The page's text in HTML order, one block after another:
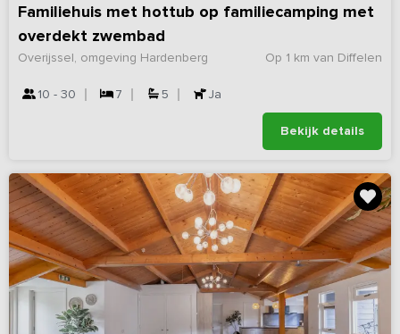
Familiehuis met hottub op familiecamping met
overdekt zwembad
Op 1 km van Diffelen
Overijssel, omgeving Hardenberg
10 - 30 7 5 Ja
Bekijk details